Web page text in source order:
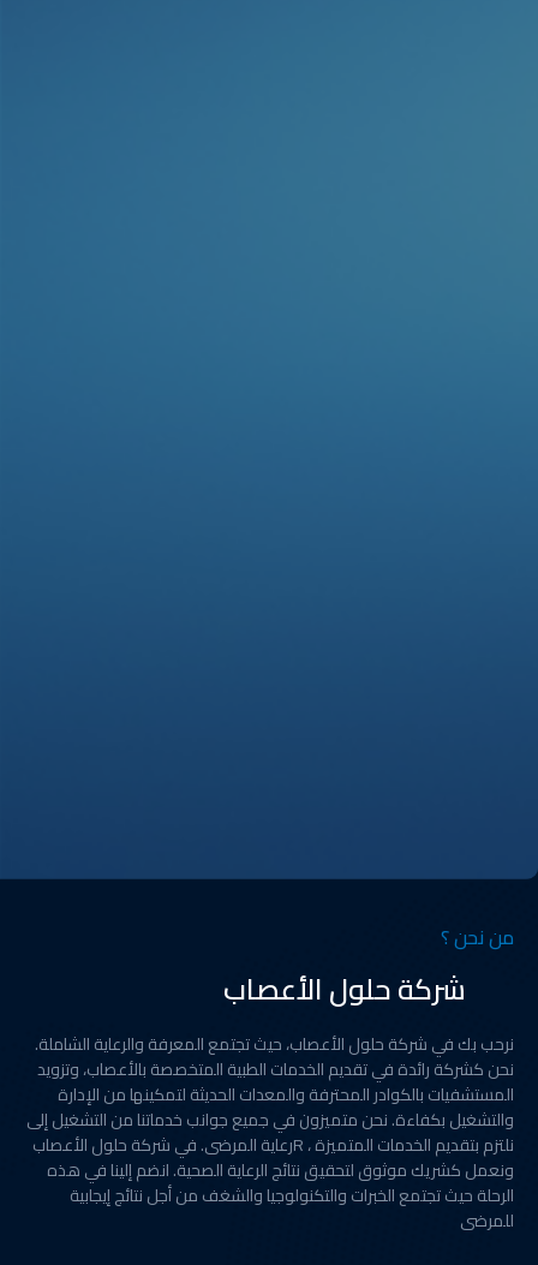
من نحن ؟
شركة حلول الأعصاب
نرحب بك في شركة حلول الأعصاب، حيث تجتمع المعرفة والرعاية الشاملة.
نحن كشركة رائدة في تقديم الخدمات الطبية المتخصصة بالأعصاب، وتزويد
المستشفيات بالكوادر المحترفة والمعدات الحديثة لتمكينها من الإدارة
والتشغيل بكفاءة. نحن متميزون في جميع جوانب خدماتنا من التشغيل إلى
رعاية المرضى. في شركة حلول الأعصابR ، نلتزم بتقديم الخدمات المتميزة
ونعمل كشريك موثوق لتحقيق نتائج الرعاية الصحية. انضم إلينا في هذه
الرحلة حيث تجتمع الخبرات والتكنولوجيا والشغف من أجل نتائج إيجابية
للمرضى